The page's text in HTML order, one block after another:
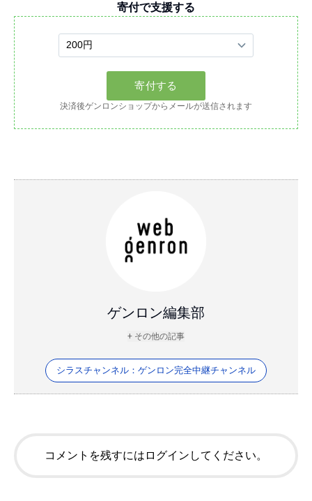
寄付で支援する
決済後ゲンロンショップからメールが送信されます
ゲンロン編集部
+ その他の記事
シラスチャンネル：ゲンロン完全中継チャンネル
コメントを残すにはログインしてください。